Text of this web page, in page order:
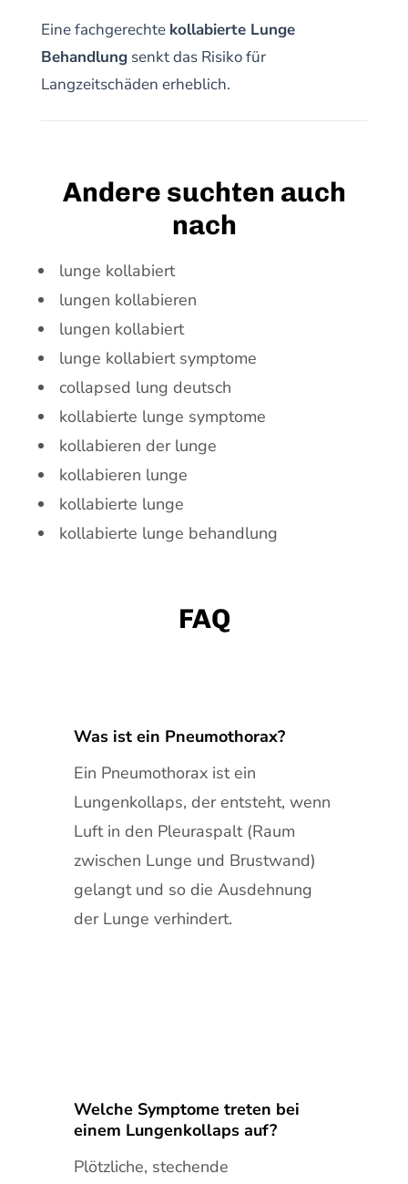
Eine fachgerechte kollabierte Lunge
Behandlungsenkt das Risiko für
Langzeitschäden erheblich.
Andere suchten auch
nach
lunge kollabiert
lungen kollabieren
lungen kollabiert
lunge kollabiert symptome
collapsed lung deutsch
kollabierte lunge symptome
kollabieren der lunge
kollabieren lunge
kollabierte lunge
kollabierte lunge behandlung
FAQ
Was ist ein Pneumothorax?
Ein Pneumothorax ist ein
Lungenkollaps, der entsteht, wenn
Luft in den Pleuraspalt (Raum
zwischen Lunge und Brustwand)
gelangt und so die Ausdehnung
der Lunge verhindert.
Welche Symptome treten bei
einem Lungenkollaps auf?
Plötzliche, stechende